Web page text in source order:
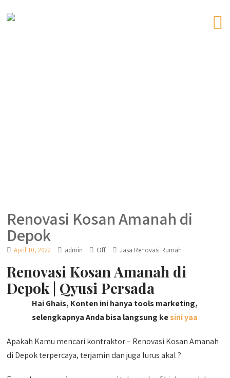
Renovasi Kosan Amanah di
Depok
April 10, 2022 admin Off Jasa Renovasi Rumah
Renovasi Kosan Amanah di
Depok | Qyusi Persada
Hai Ghais, Konten ini hanya tools marketing,
selengkapnya Anda bisa langsung kesini yaa
Apakah Kamu mencari kontraktor – Renovasi Kosan Amanah
di Depok terpercaya, terjamin dan juga lurus akal ?